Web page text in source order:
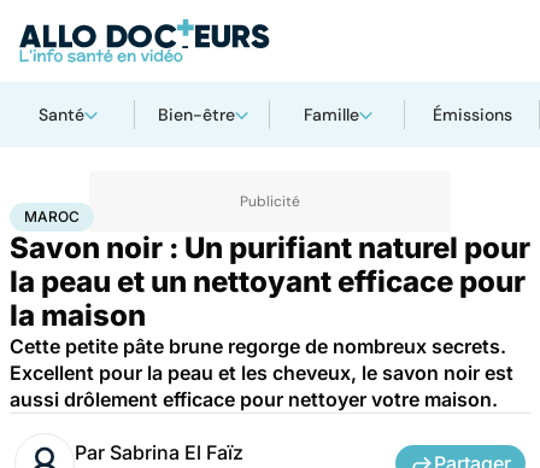
Santé Bien-être Famille Émissions
AccueilBien-être
MAROC
Savon noir : Un purifiant naturel pour
la peau et un nettoyant efficace pour
la maison
Cette petite pâte brune regorge de nombreux secrets.
Excellent pour la peau et les cheveux, le savon noir est
aussi drôlement efficace pour nettoyer votre maison.
Par Sabrina El Faïz Partager